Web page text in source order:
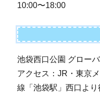
10:00〜18:00
池袋西口公園 グロー
アクセス：JR・東京
線「池袋駅」西口より